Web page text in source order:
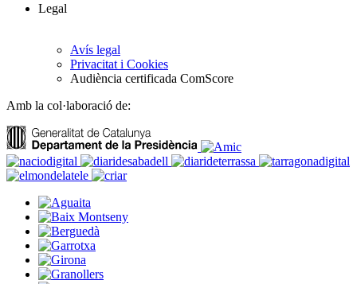
Legal
Avís legal
Privacitat i Cookies
Audiència certificada ComScore
Amb la col·laboració de: